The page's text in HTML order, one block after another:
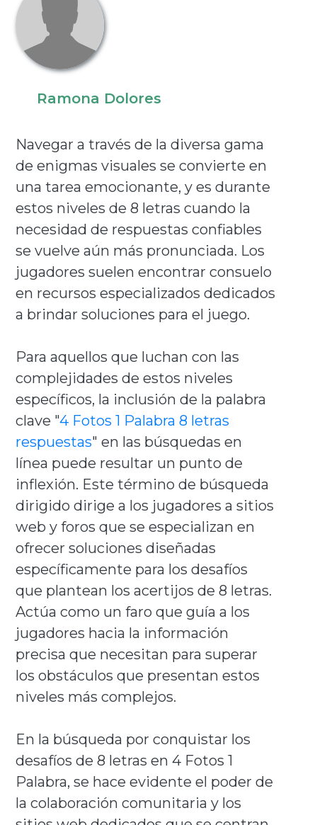
Ramona Dolores
Navegar a través de la diversa gama
de enigmas visuales se convierte en
una tarea emocionante, y es durante
estos niveles de 8 letras cuando la
necesidad de respuestas confiables
se vuelve aún más pronunciada. Los
jugadores suelen encontrar consuelo
en recursos especializados dedicados
a brindar soluciones para el juego.
Para aquellos que luchan con las
complejidades de estos niveles
específicos, la inclusión de la palabra
clave "4 Fotos 1 Palabra 8 letras
respuestas" en las búsquedas en
línea puede resultar un punto de
inflexión. Este término de búsqueda
dirigido dirige a los jugadores a sitios
web y foros que se especializan en
ofrecer soluciones diseñadas
específicamente para los desafíos
que plantean los acertijos de 8 letras.
Actúa como un faro que guía a los
jugadores hacia la información
precisa que necesitan para superar
los obstáculos que presentan estos
niveles más complejos.
En la búsqueda por conquistar los
desafíos de 8 letras en 4 Fotos 1
Palabra, se hace evidente el poder de
la colaboración comunitaria y los